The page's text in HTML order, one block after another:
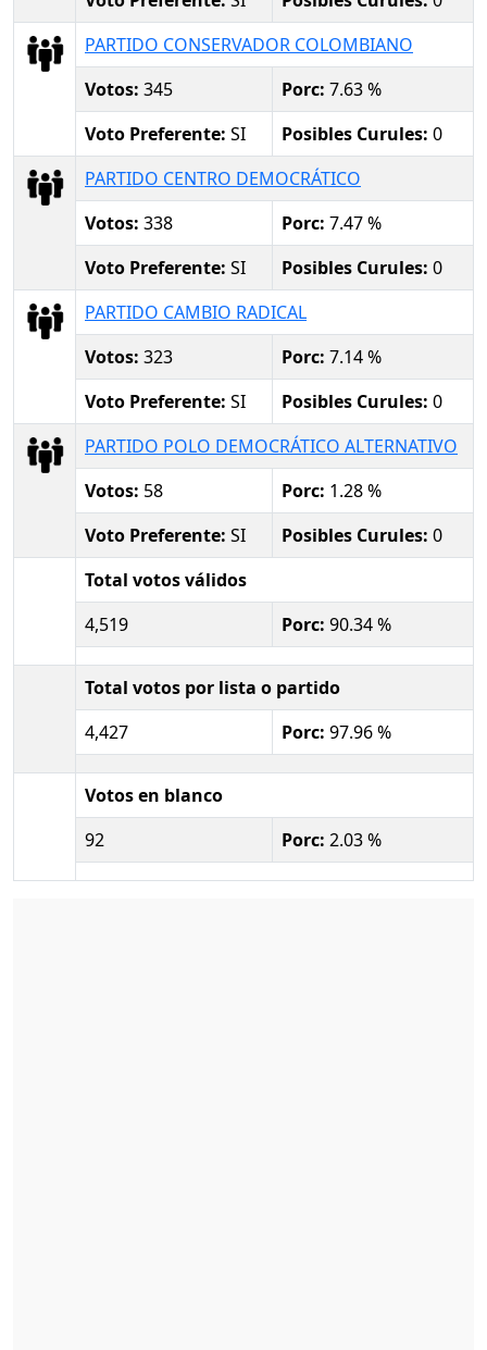
PARTIDO CONSERVADOR COLOMBIANO
Votos: 345 Porc: 7.63 %
Voto Preferente: SI Posibles Curules: 0
PARTIDO CENTRO DEMOCRÁTICO
Votos: 338 Porc: 7.47 %
Voto Preferente: SI Posibles Curules: 0
PARTIDO CAMBIO RADICAL
Votos: 323 Porc: 7.14 %
Voto Preferente: SI Posibles Curules: 0
PARTIDO POLO DEMOCRÁTICO ALTERNATIVO
Votos: 58 Porc: 1.28 %
Voto Preferente: SI Posibles Curules: 0
Total votos válidos
4,519
Porc: 90.34 %
Total votos por lista o partido
4,427
Porc: 97.96 %
Votos en blanco
92
Porc: 2.03 %